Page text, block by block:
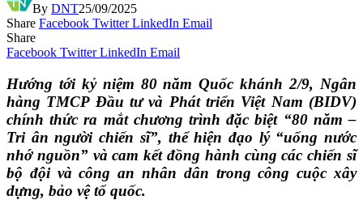
By DNT25/09/2025
Share Facebook Twitter LinkedIn Email
Share
Facebook Twitter LinkedIn Email
Hướng tới kỷ niệm 80 năm Quốc khánh 2/9, Ngân
hàng TMCP Đầu tư và Phát triển Việt Nam (BIDV)
chính thức ra mắt chương trình đặc biệt “80 năm –
Tri ân người chiến sĩ”, thể hiện đạo lý “uống nước
nhớ nguồn” và cam kết đồng hành cùng các chiến sĩ
bộ đội và công an nhân dân trong công cuộc xây
dựng, bảo vệ tổ quốc.